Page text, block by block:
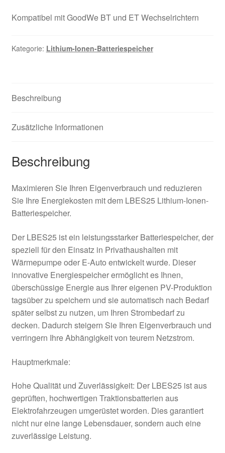
Kompatibel mit GoodWe BT und ET Wechselrichtern
Kategorie: Lithium-Ionen-Batteriespeicher
Beschreibung
Zusätzliche Informationen
Beschreibung
Maximieren Sie Ihren Eigenverbrauch und reduzieren
Sie Ihre Energiekosten mit dem LBES25 Lithium-Ionen-
Batteriespeicher.
Der LBES25 ist ein leistungsstarker Batteriespeicher, der
speziell für den Einsatz in Privathaushalten mit
Wärmepumpe oder E-Auto entwickelt wurde. Dieser
innovative Energiespeicher ermöglicht es Ihnen,
überschüssige Energie aus Ihrer eigenen PV-Produktion
tagsüber zu speichern und sie automatisch nach Bedarf
später selbst zu nutzen, um Ihren Strombedarf zu
decken. Dadurch steigern Sie Ihren Eigenverbrauch und
verringern Ihre Abhängigkeit von teurem Netzstrom.
Hauptmerkmale:
Hohe Qualität und Zuverlässigkeit: Der LBES25 ist aus
geprüften, hochwertigen Traktionsbatterien aus
Elektrofahrzeugen umgerüstet worden. Dies garantiert
nicht nur eine lange Lebensdauer, sondern auch eine
zuverlässige Leistung.